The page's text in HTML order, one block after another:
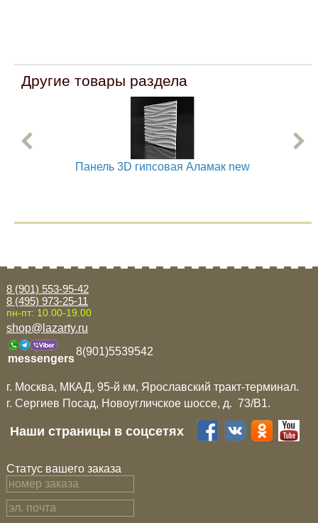
Другие товары раздела
Панель 3D гипсовая Аламак new
8 (901) 553-95-42
8 (495) 973-25-11
пн-пт: 10.00-19.00
shop@lazarty.ru
messengers
8(901)5539542
г. Москва, МКАД, 95-й км, Ярославский тракт-терминал.
г. Сергиев Посад, Новоугличское шоссе, д. 73/B1.
Наши страницы в соцсетях
Статус вашего заказа